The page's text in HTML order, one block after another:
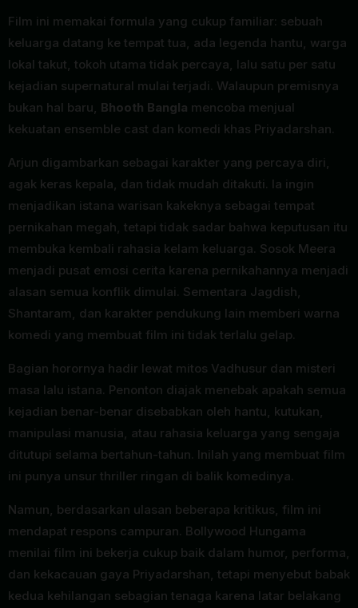
Film ini memakai formula yang cukup familiar: sebuah
keluarga datang ke tempat tua, ada legenda hantu, warga
lokal takut, tokoh utama tidak percaya, lalu satu per satu
kejadian supernatural mulai terjadi. Walaupun premisnya
bukan hal baru, Bhooth Bangla mencoba menjual
kekuatan ensemble cast dan komedi khas Priyadarshan.
Arjun digambarkan sebagai karakter yang percaya diri,
agak keras kepala, dan tidak mudah ditakuti. Ia ingin
menjadikan istana warisan kakeknya sebagai tempat
pernikahan megah, tetapi tidak sadar bahwa keputusan itu
membuka kembali rahasia kelam keluarga. Sosok Meera
menjadi pusat emosi cerita karena pernikahannya menjadi
alasan semua konflik dimulai. Sementara Jagdish,
Shantaram, dan karakter pendukung lain memberi warna
komedi yang membuat film ini tidak terlalu gelap.
Bagian horornya hadir lewat mitos Vadhusur dan misteri
masa lalu istana. Penonton diajak menebak apakah semua
kejadian benar-benar disebabkan oleh hantu, kutukan,
manipulasi manusia, atau rahasia keluarga yang sengaja
ditutupi selama bertahun-tahun. Inilah yang membuat film
ini punya unsur thriller ringan di balik komedinya.
Namun, berdasarkan ulasan beberapa kritikus, film ini
mendapat respons campuran. Bollywood Hungama
menilai film ini bekerja cukup baik dalam humor, performa,
dan kekacauan gaya Priyadarshan, tetapi menyebut babak
kedua kehilangan sebagian tenaga karena latar belakang